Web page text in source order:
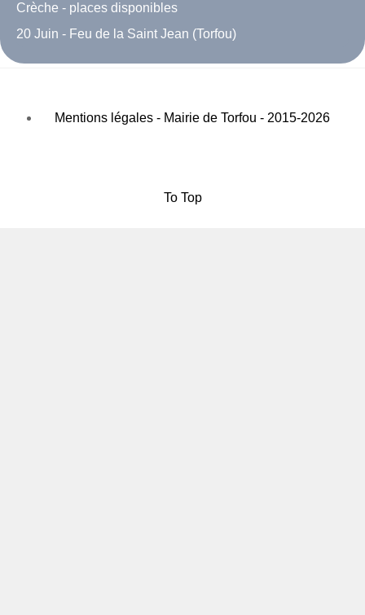
Crèche - places disponibles
20 Juin - Feu de la Saint Jean (Torfou)
Mentions légales - Mairie de Torfou - 2015-2026
To Top